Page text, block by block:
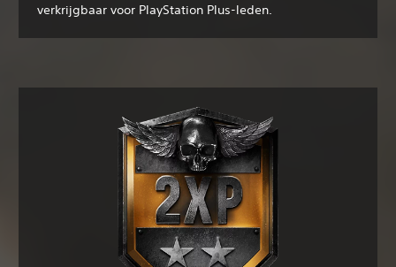
verkrijgbaar voor PlayStation Plus-leden.